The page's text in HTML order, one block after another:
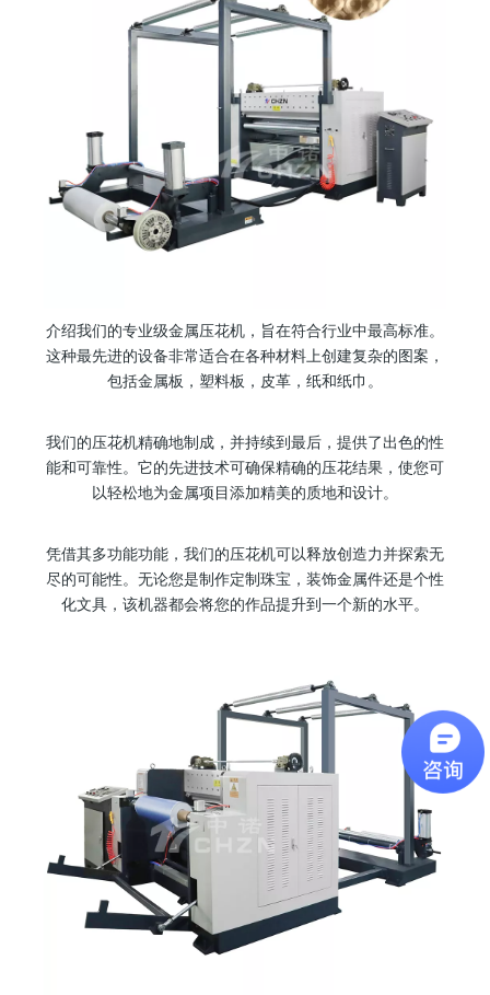
介绍我们的专业级金属压花机，旨在符合行业中最高标准。
这种最先进的设备非常适合在各种材料上创建复杂的图案，
包括金属板，塑料板，皮革，纸和纸巾。
我们的压花机精确地制成，并持续到最后，提供了出色的性
能和可靠性。它的先进技术可确保精确的压花结果，使您可
以轻松地为金属项目添加精美的质地和设计。
凭借其多功能功能，我们的压花机可以释放创造力并探索无
尽的可能性。无论您是制作定制珠宝，装饰金属件还是个性
化文具，该机器都会将您的作品提升到一个新的水平。